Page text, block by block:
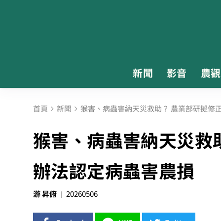
新聞 影音 農
首頁 新聞 猴害、病蟲害納天災救助？ 農業部研擬修
猴害、病蟲害納天災
辦法認定病蟲害農損
游 昇俯 20260506